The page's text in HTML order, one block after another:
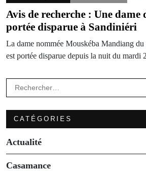
Avis de recherche : Une dame
portée disparue à Sandiniéri
La dame nommée Mouskéba Mandiang
est portée disparue depuis la nuit du
Rechercher :
CATÉGORIES
Actualité
Casamance